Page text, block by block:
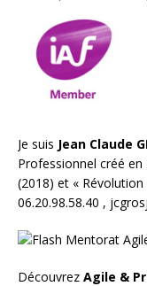
Je suis Jean Claude
Professionnel créé
(2018) et « Révolution
06.20.98.58.40 ,
Découvrez Agile &